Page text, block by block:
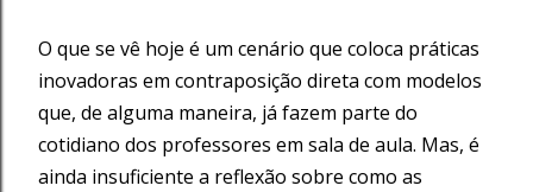
O que se vê hoje é um cenário que coloca práticas
inovadoras em contraposição direta com modelos
que, de alguma maneira, já fazem parte do
cotidiano dos professores em sala de aula. Mas, é
ainda insuficiente a reflexão sobre como as